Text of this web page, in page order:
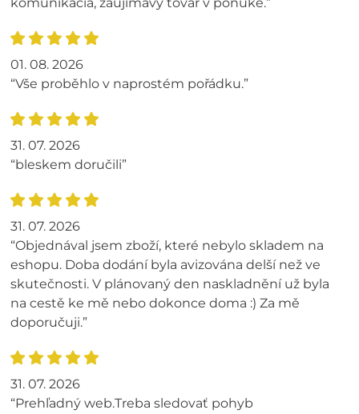
01. 08. 2026
“Vše proběhlo v naprostém pořádku.”
31. 07. 2026
“bleskem doručili”
31. 07. 2026
“Objednával jsem zboží, které nebylo skladem na
eshopu. Doba dodání byla avizována delší než ve
skutečnosti. V plánovaný den naskladnění už byla
na cestě ke mě nebo dokonce doma :) Za mě
doporučuji.”
31. 07. 2026
“Prehľadný web.Treba sledovať pohyb